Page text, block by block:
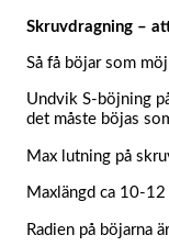
Skruvdragning –
​Så få böjar som
Undvik S-böjning
det måste böjas
Max lutning på
Maxlängd ca 10-
Radien på böjarna